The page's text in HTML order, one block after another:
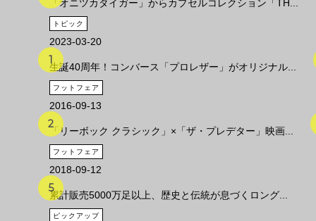
「オニツカタイガー」からカプセルコレクション「TH...
トピック
2023-03-20
生誕40周年！コンバース「プロレザー」がオリジナル...
フットフェア
2016-09-13
「リーボック クラシック」×「ザ・プレデター」映画...
フットフェア
2018-09-12
累計販売5000万足以上、歴史と伝統が息づくロング...
ピックアップ